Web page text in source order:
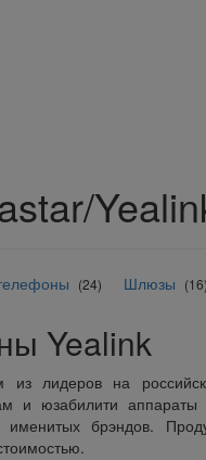
(24) Шлюзы (16)
Yealink
из лидеров на
и юзабилити
именитых брэндов.